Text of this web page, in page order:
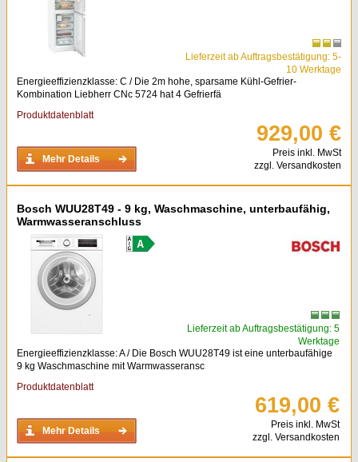
Lieferzeit ab Auftragsbestätigung: 5-
10 Werktage
Energieeffizienzklasse: C / Die 2m hohe, sparsame Kühl-Gefrier-
Kombination Liebherr CNc 5724 hat 4 Gefrierfä
Produktdatenblatt
Mehr Details
929,00 €
Preis inkl. MwSt
zzgl. Versandkosten
Bosch WUU28T49 - 9 kg, Waschmaschine, unterbaufähig,
Warmwasseranschluss
Lieferzeit ab Auftragsbestätigung: 5
Werktage
Energieeffizienzklasse: A / Die Bosch WUU28T49 ist eine unterbaufähige
9 kg Waschmaschine mit Warmwasseransc
Produktdatenblatt
Mehr Details
619,00 €
Preis inkl. MwSt
zzgl. Versandkosten